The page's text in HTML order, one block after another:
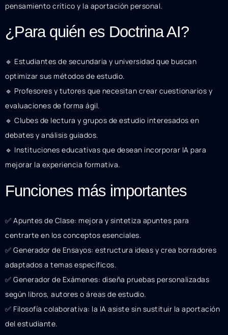
pensamiento crítico y la aportación personal.
¿Para quién es Doctrina AI?
🔹 Estudiantes de secundaria y universidad que buscan
optimizar sus métodos de estudio.
🔹 Profesores y tutores que necesitan crear cuestionarios y
evaluaciones de forma ágil.
🔹 Clubes de lectura y grupos de estudio interesados en
debates y análisis guiados.
🔹 Instituciones educativas que desean incorporar IA para
mejorar la experiencia formativa.
Funciones más importantes
✅ Apuntes de Clase: mejora y sintetiza apuntes para
centrarte en los conceptos esenciales.
✅ Generador de Ensayos: estructura ideas y crea borradores
adaptados a temas específicos.
✅ Generador de Exámenes: diseña pruebas personalizadas
según libros, autores o áreas de estudio.
✅ Filosofía colaborativa: la IA asiste sin sustituir la aportación
del estudiante.